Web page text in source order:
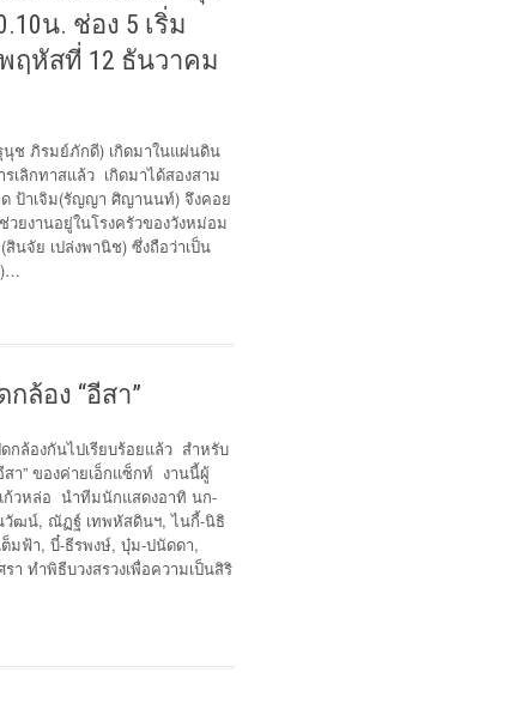
น. ช่อง 5 เริ่ม
ฤหัสที่ 12 ธันวาคม
นุช ภิรมย์ภักดี) เกิดมาในแผ่นดิน
เลิกทาสแล้ว เกิดมาได้สองสาม
ด ป้าเจิม(รัญญา ศิญานนท์) จึงคอย
ยงานอยู่ในโรงครัวของวังหม่อม
นจัย เปล่งพานิช) ซึ่งถือว่าเป็น
กล้อง “อีสา”
กล้องกันไปเรียบร้อยแล้ว สำหรับ
า” ของค่ายเอ็กแซ็กท์ งานนี้ผู้
วหล่อ นำทีมนักแสดงอาทิ นก-
ฒน์, ณัฏฐ์ เทพหัสดินฯ, ไนกี้-นิธิ
มฟ้า, บี๋-ธีรพงษ์, บุ๋ม-ปนัดดา,
า ทำพิธีบวงสรวงเพื่อความเป็นสิริ